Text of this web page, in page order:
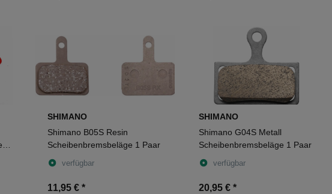
SHIMANO
Shimano B05S Resin
Scheibenbremsbeläge 1 Paar
verfügbar
11,95 € *
SHIMANO
Shimano G04S Metall
Scheibenbremsbeläge 1 Paar
verfügbar
20,95 € *